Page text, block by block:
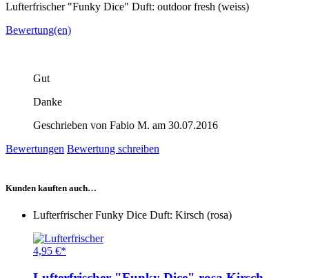
Lufterfrischer "Funky Dice" Duft: outdoor fresh (weiss)
Bewertung(en)
Gut
Danke
Geschrieben von Fabio M. am 30.07.2016
Bewertungen Bewertung schreiben
Kunden kauften auch…
Lufterfrischer Funky Dice Duft: Kirsch (rosa)
4,95 €*